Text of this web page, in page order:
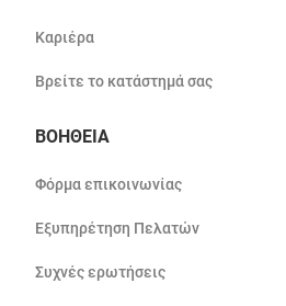
Καριέρα
Βρείτε το κατάστημά σας
ΒΟΗΘΕΙΑ
Φόρμα επικοινωνίας
Εξυπηρέτηση Πελατών
Συχνές ερωτήσεις